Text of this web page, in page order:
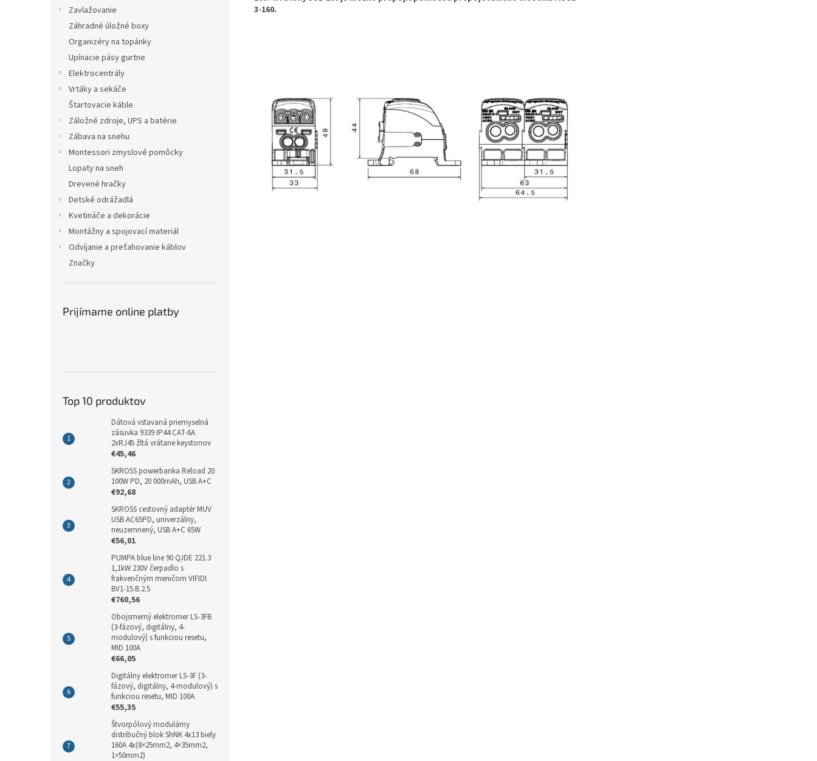
Zavlažovanie
Záhradné úložné boxy
Organizéry na topánky
Upínacie pásy gurtne
Elektrocentrály
Vrtáky a sekáče
Štartovacie káble
Záložné zdroje, UPS a batérie
Zábava na snehu
Montessori zmyslové pomôcky
Lopaty na sneh
Drevené hračky
Detské odrážadlá
Kvetináče a dekorácie
Montážny a spojovací materiál
Odvíjanie a preťahovanie káblov
Značky
Prijímame online platby
Top 10 produktov
Dátová vstavaná priemyselná
zásuvka 9339 IP44 CAT-6A
2xRJ45 žltá vrátane keystonov
€45,46
SKROSS powerbanka Reload 20
100W PD, 20 000mAh, USB A+C
€92,68
SKROSS cestovný adaptér MUV
USB AC65PD, univerzálny,
neuzemnený, USB A+C 65W
€56,01
PUMPA blue line 90 QJDE 221.3
1,1kW 230V čerpadlo s
frakvenčným meničom VIFIDI
BV1-15.B.2.5
€760,56
Obojsmerný elektromer LS-3FB
(3-fázový, digitálny, 4-
modulový) s funkciou resetu,
MID 100A
€66,05
Digitálny elektromer LS-3F (3-
fázový, digitálny, 4-modulový) s
funkciou resetu, MID 100A
€55,35
Štvorpólový modulárny
distribučný blok ShNK 4x13 biely
160A 4x(8×25mm2, 4×35mm2,
1×50mm2)
3-160.